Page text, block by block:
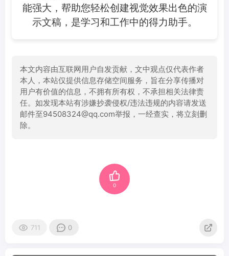
能强大，帮助您轻松创建视觉效果出色的演
示文稿，是学习和工作中的得力助手。
本文内容由互联网用户自发贡献，文中观点仅代表作者
本人，本站仅提供信息存储空间服务，旨在分享传播对
用户有价值的信息，不拥有所有权，不承担相关法律责
任。如发现本站有涉嫌抄袭侵权/违法违规的内容请发送
邮件至94508324@qq.com举报，一经查实，将立刻删
除。
0
711 0